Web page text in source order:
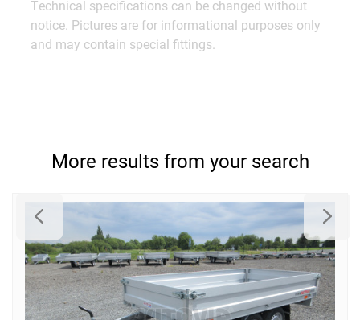
Technical specifications can be changed without
notice. Pictures are for informational purposes only
and may contain special fittings.
More results from your search